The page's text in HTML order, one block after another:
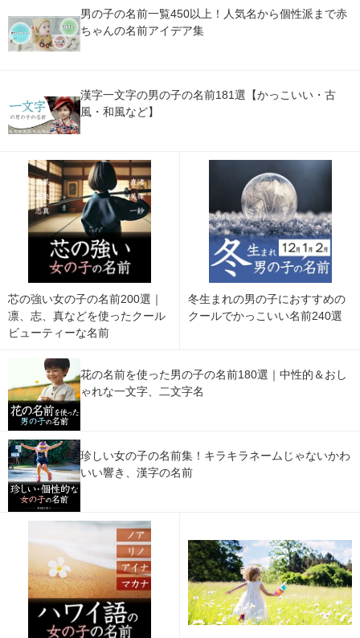
男の子の名前一覧450以上！人気名から個性派まで赤
ちゃんの名前アイデア集
漢字一文字の男の子の名前181選【かっこいい・古
風・和風など】
芯の強い女の子の名前200選｜
凛、志、真などを使ったクール
ビューティーな名前
冬生まれの男の子におすすめの
クールでかっこいい名前240選
花の名前を使った男の子の名前180選｜中性的＆おし
ゃれな一文字、二文字名
珍しい女の子の名前集！キラキラネームじゃないかわ
いい響き、漢字の名前